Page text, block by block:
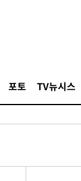
포토 TV뉴시스